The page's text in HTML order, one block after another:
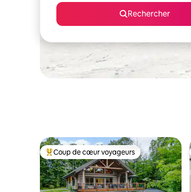
Rechercher
Coups de cœur voyageurs les plus appréciés
Coup de cœur voyageurs